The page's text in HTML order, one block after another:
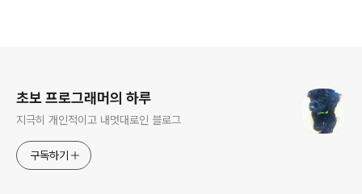
초보 프로그래머의 하루
지극히 개인적이고 내멋대로인 블로그
구독하기